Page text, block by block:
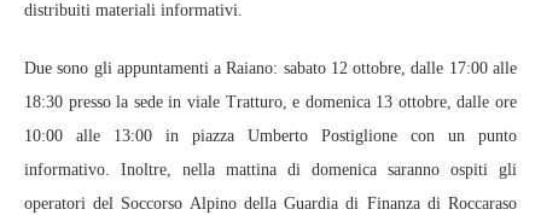
distribuiti materiali informativi.
Due sono gli appuntamenti a Raiano: sabato 12 ottobre, dalle 17:00 alle
18:30 presso la sede in viale Tratturo, e domenica 13 ottobre, dalle ore
10:00 alle 13:00 in piazza Umberto Postiglione con un punto
informativo. Inoltre, nella mattina di domenica saranno ospiti gli
operatori del Soccorso Alpino della Guardia di Finanza di Roccaraso